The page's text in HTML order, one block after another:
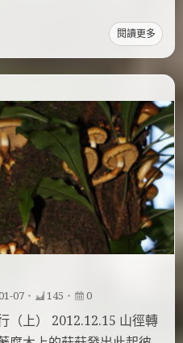
閱讀更多
07 ・ 145 ・ 0
（上） 2012.12.15 山徑轉